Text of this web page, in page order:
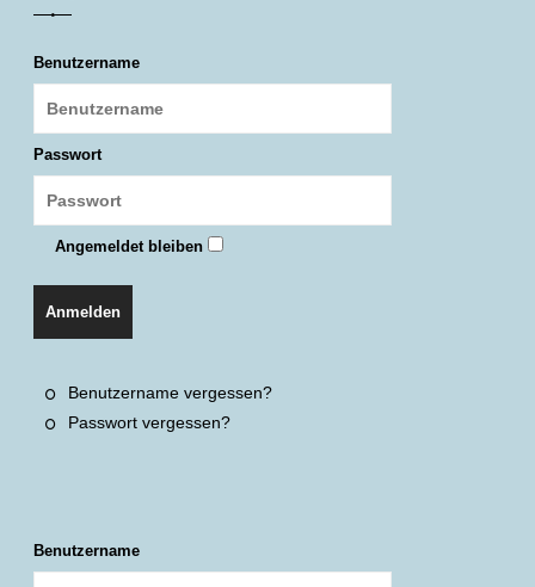
Benutzername
Passwort
Angemeldet bleiben
Anmelden
Benutzername vergessen?
Passwort vergessen?
Benutzername